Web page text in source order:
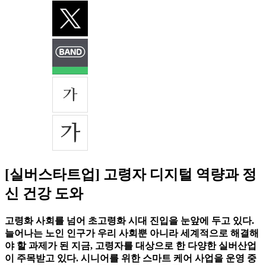
[실버스타트업] 고령자 디지털 역량과 정
신 건강 도와
고령화 사회를 넘어 초고령화 시대 진입을 눈앞에 두고 있다.
늘어나는 노인 인구가 우리 사회뿐 아니라 세계적으로 해결해
야 할 과제가 된 지금, 고령자를 대상으로 한 다양한 실버산업
이 주목받고 있다. 시니어를 위한 스마트 케어 사업을 운영 중